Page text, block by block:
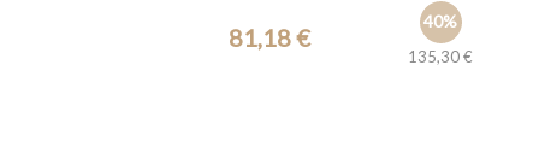
40%
135,30 €
81,18 €